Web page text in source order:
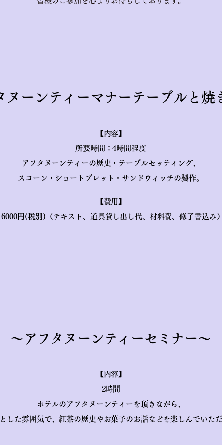
ヌーンティーマナーテー ブルと焼
【内容】
所要時間：4時間程度
アフタヌーンティーの歴史 ・ テーブルセッティング、
スコーン・ショートブレット・サンドウィッチの製作。
【費用】
円(税別)（テキスト、道具貸し出し代、材料費、修了書込み）
～アフタヌー ンティーセミナー～
【内容】
2時間
ホテルのアフタヌーンティーを頂きながら、
した雰囲気で、紅茶の歴史やお菓子のお話などを楽しんでいただ